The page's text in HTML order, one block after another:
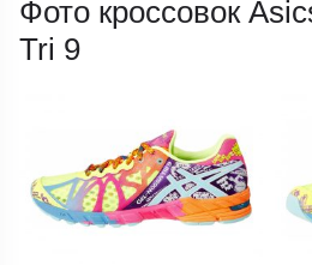
Фото кроссовок
Tri 9